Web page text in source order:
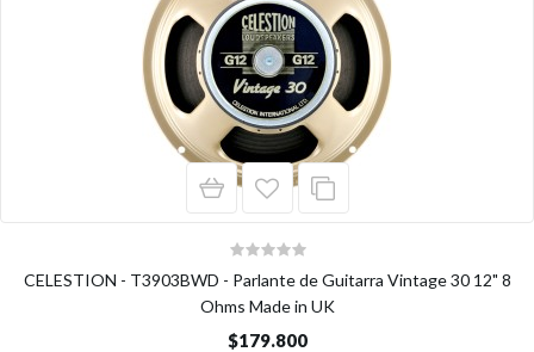
CELESTION - T3903BWD - Parlante de Guitarra Vintage 30 12" 8
Ohms Made in UK
$179.800